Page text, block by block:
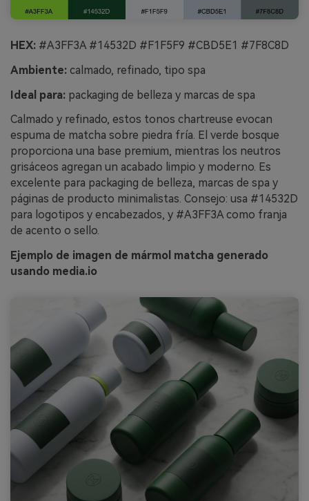
HEX: #A3FF3A #14532D #F1F5F9 #CBD5E1 #7F8C8D
Ambiente: calmado, refinado, tipo spa
Ideal para: packaging de belleza y marcas de spa
Calmado y refinado, estos tonos chartreuse evocan
espuma de matcha sobre piedra fría. El verde bosque
proporciona una base premium, mientras los neutros
grisáceos agregan un acabado limpio y moderno. Es
excelente para packaging de belleza, marcas de spa y
páginas de producto minimalistas. Consejo: usa #14532D
para logotipos y encabezados, y #A3FF3A como franja
de acento o sello.
Ejemplo de imagen de mármol matcha generado
usando media.io